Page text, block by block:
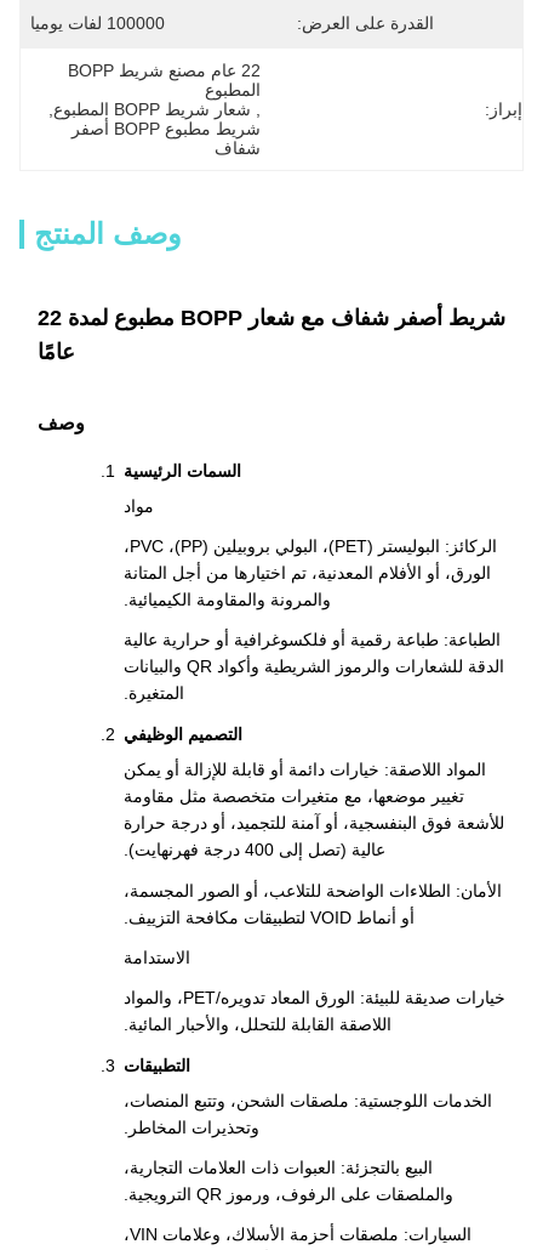
القدرة على العرض: 100000 لفات يوميا
إبراز:
المطبوع
شعار شريط BOPP المطبوع
شفاف
وصف المنتج
شريط أصفر شفاف مع شعار BOPP مطبوع لمدة 22
عامًا
وصف
السمات الرئيسية
مواد
الركائز: البوليستر (PET)، البولي بروبيلين (PP)، PVC،
الورق، أو الأفلام المعدنية، تم اختيارها من أجل المتانة
والمرونة والمقاومة الكيميائية.
الطباعة: طباعة رقمية أو فلكسوغرافية أو حرارية عالية
الدقة للشعارات والرموز الشريطية وأكواد QR والبيانات
المتغيرة.
التصميم الوظيفي
المواد اللاصقة: خيارات دائمة أو قابلة للإزالة أو يمكن
تغيير موضعها، مع متغيرات متخصصة مثل مقاومة
للأشعة فوق البنفسجية، أو آمنة للتجميد، أو درجة حرارة
عالية (تصل إلى 400 درجة فهرنهايت).
الأمان: الطلاءات الواضحة للتلاعب، أو الصور المجسمة،
أو أنماط VOID لتطبيقات مكافحة التزييف.
الاستدامة
خيارات صديقة للبيئة: الورق المعاد تدويره/PET، والمواد
اللاصقة القابلة للتحلل، والأحبار المائية.
التطبيقات
الخدمات اللوجستية: ملصقات الشحن، وتتبع المنصات،
وتحذيرات المخاطر.
البيع بالتجزئة: العبوات ذات العلامات التجارية،
والملصقات على الرفوف، ورموز QR الترويجية.
السيارات: ملصقات أحزمة الأسلاك، وعلامات VIN،